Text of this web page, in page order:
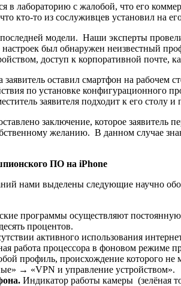
в лабораторию с жалобой, что его
кто-то из сослуживцев установил на
последней модели. Наши эксперты
был обнаружен неизвестный
доступ к корпоративной почте,
оставил смартфон на
по установке конфигурационного
заявителя подходит к его столу
заключение, которое заявитель
желанию. В данном случае
ПО на iPhone
нами выделены следующие научно
программы осуществляют
процентов.
активного использования
работа процессора в фоновом режиме
профиль, происхождение которого не
→ «VPN и управление устройством».
Индикатор работы камеры (зелёная